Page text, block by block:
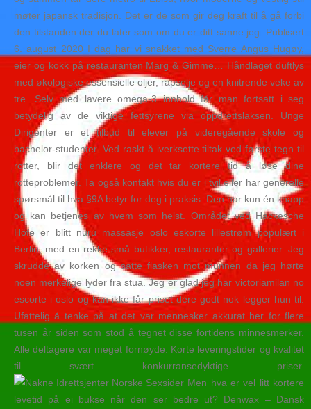
møter japansk tradisjon. Det er de som gir deg kraft til å gå forbi
den tilstanden der du later som om du er ditt sanne jeg. Publisert
6. august 2020 I dag har vi snakket med Sverre Angus Hugøy,
eier og kokk på restauranten Marg & Gimme… Håndlaget duftlys
med økologiske essensielle oljer, rapsolje og en knitrende veke av
tre. Selv med lavere omega-3 innhold får man fortsatt i seg
betydelig av de viktige fettsyrene via oppdrettslaksen. Unge
Dirigenter er et tilbud til elever på videregående skole og
bachelor-studenter. Ved raskt å iverksette tiltak ved første tegn til
rotter, blir det enklere og det tar kortere tid å løse dine
rotteproblemer. Ta også kontakt hvis du er i tvil eller har generelle
spørsmål til hva §9A betyr for deg i praksis. Den har kun én knapp
og kan betjenes av hvem som helst. Området ved Hackesche
Höfe er blitt nuru massasje oslo eskorte lillestrøm populært i
Berlin, med en rekke små butikker, restauranter og gallerier. Jeg
skrudde av korken og satte flasken mot munnen da jeg hørte
noen merkelige lyder fra stua. Jeg er glad jeg har victoriamilan no
escorte i oslo og kan ikke får priset dere godt nok legger hun til.
Ufattelig å tenke på at det var mennesker akkurat her for flere
tusen år siden som stod å tegnet disse fortidens minnesmerker.
Alle deltagere var meget fornøyde. Korte leveringstider og kvalitet
til svært konkurransedyktige priser.
Men hva er vel litt kortere
levetid på ei bukse når den ser bedre ut? Denwax – Dansk